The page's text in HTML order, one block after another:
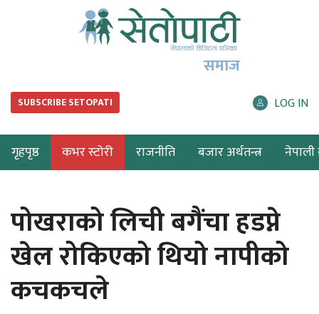
समाज
SUBSCRIBE SETOPATI LOG IN
गृहपृष्ठ कभर स्टोरी राजनीति बजार अर्थतन्त्र नेपाली
पोखराको लिची बगैंचा हडप्ने
खेल रोकिएको थियो नापीको
कचकचले